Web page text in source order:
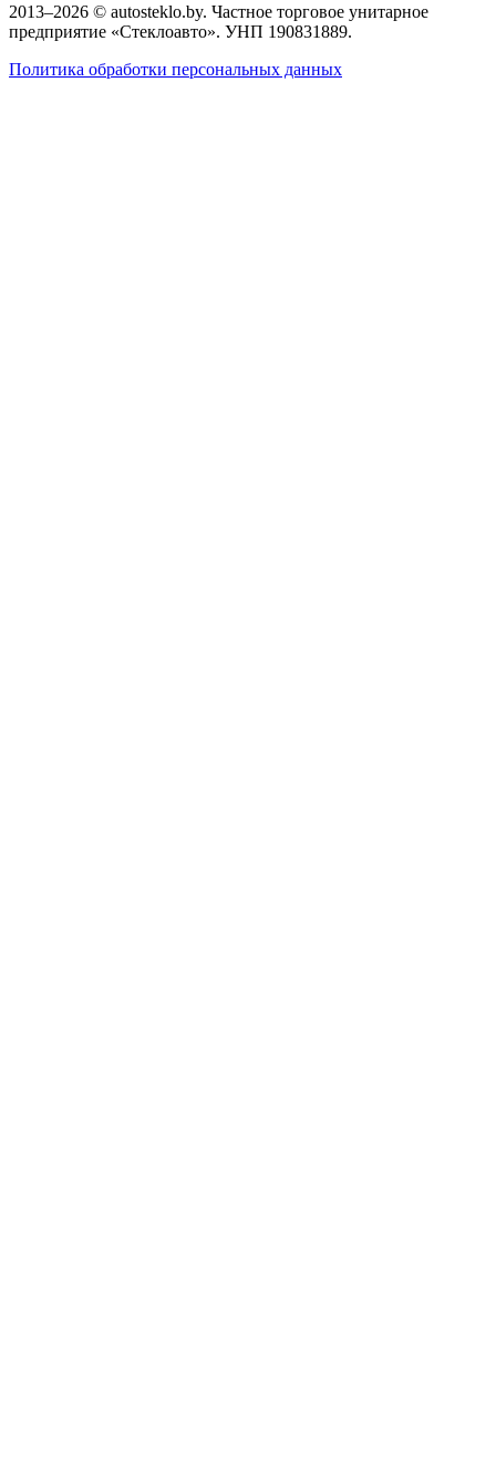
2013–2026 © autosteklo.by. Частное торговое унитарное
предприятие «Стеклоавто». УНП 190831889.
Политика обработки персональных данных